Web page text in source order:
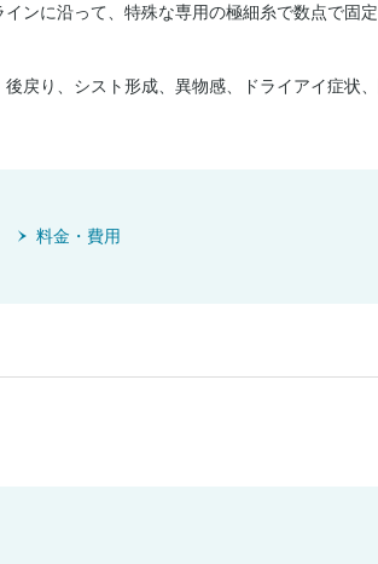
ンに沿って、特殊な専用の極細糸で数点で固定
戻り、シスト形成、異物感、ドライアイ症状、
料金・費用